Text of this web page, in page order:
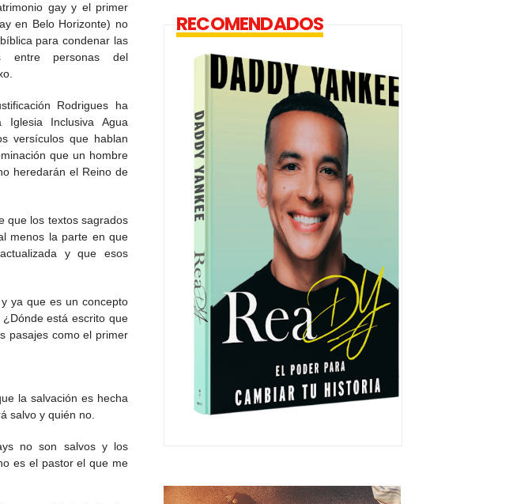
gay y el primer
en Belo Horizonte) no
para condenar las
entre personas del
Rodrigues ha
Iglesia Inclusiva Agua
versículos que hablan
que un hombre
heredarán el Reino de
que los textos sagrados
menos la parte en que
y que esos
ya que es un concepto
está escrito que
pasajes como el primer
la salvación es hecha
salvo y quién no.
no son salvos y los
es el pastor el que me
RECOMENDADOS